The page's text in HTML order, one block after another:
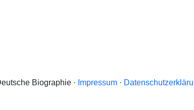
Biographie · Impressum ·